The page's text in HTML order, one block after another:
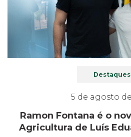
Destaques
5 de agosto
Ramon Fontana é o
Agricultura de Luís